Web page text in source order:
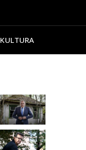
KULTURA